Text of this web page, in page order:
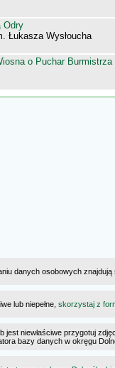
Odry
Łukasza Wysłoucha
o Puchar
danych osobowych
lub niepełne, skorzystaj z
jest niewłaściwe przygotuj
bazy danych w okręgu